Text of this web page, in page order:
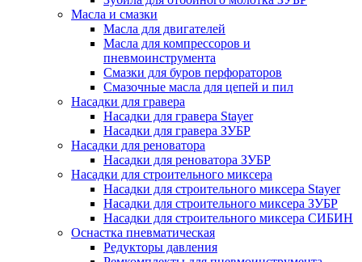
Масла и смазки
Масла для двигателей
Масла для компрессоров и
пневмоинструмента
Смазки для буров перфораторов
Смазочные масла для цепей и пил
Насадки для гравера
Насадки для гравера Stayer
Насадки для гравера ЗУБР
Насадки для реноватора
Насадки для реноватора ЗУБР
Насадки для строительного миксера
Насадки для строительного миксера Stayer
Насадки для строительного миксера ЗУБР
Насадки для строительного миксера СИБИН
Оснастка пневматическая
Редукторы давления